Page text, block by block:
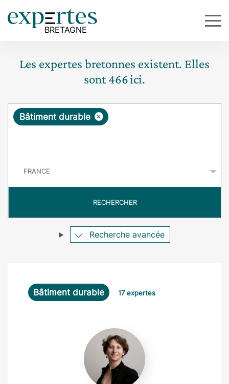
Les expertes bretonnes existent. Elles
sont466ici.
R
ê
e
×
Bâtiment durable
RECHERCHER
Recherche avancée
Bâtiment durable 17 expertes
Nolwenn
Germain